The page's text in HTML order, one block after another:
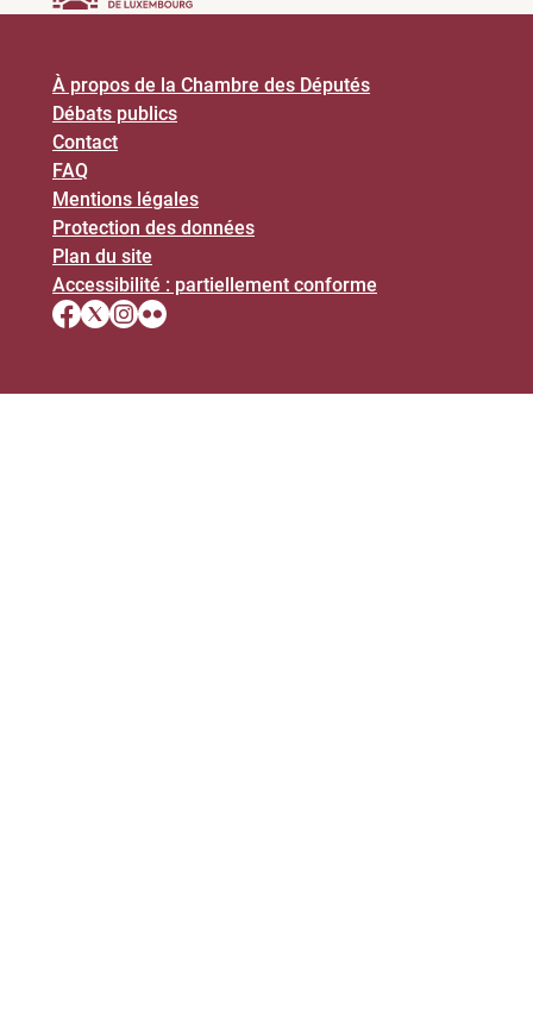
À propos de la Chambre des Députés
Débats publics
Contact
FAQ
Mentions légales
Protection des données
Plan du site
Accessibilité : partiellement conforme